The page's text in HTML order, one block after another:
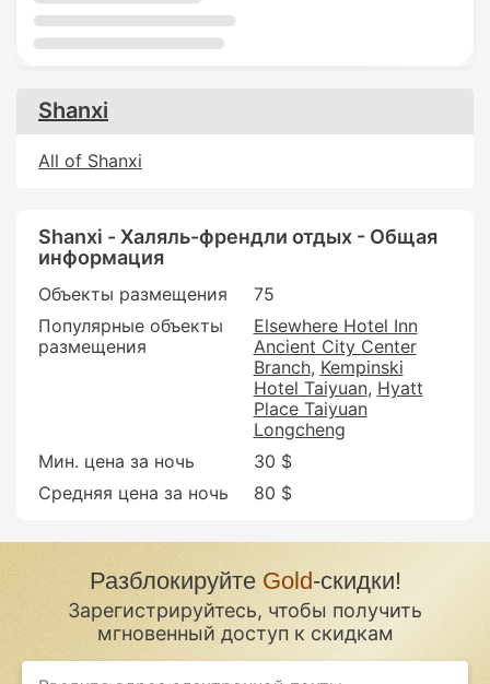
Shanxi
All of Shanxi
Shanxi - Халяль-френдли отдых - Общая
информация
Объекты размещения
75
Популярные объекты
размещения
Elsewhere Hotel Inn
Ancient City Center
Branch Kempinski
Hotel Taiyuan Hyatt
Place Taiyuan
Longcheng
Мин. цена за ночь
30 $
Средняя цена за ночь
80 $
Разблокируйте Gold-скидки!
Зарегистрируйтесь, чтобы получить
мгновенный доступ к скидкам